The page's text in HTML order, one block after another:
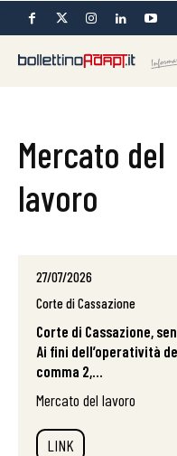
Mercato del
lavoro
27/07/2026
Corte di Cassazione
Corte di Cassazione,
Ai fini dell’operatività
comma 2,...
Mercato del lavoro
LINK